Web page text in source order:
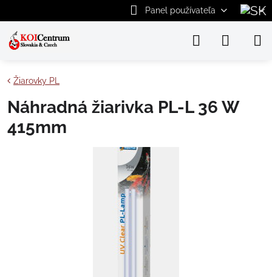
Panel používateľa
Žiarovky PL
Náhradná žiarivka PL-L 36 W
415mm